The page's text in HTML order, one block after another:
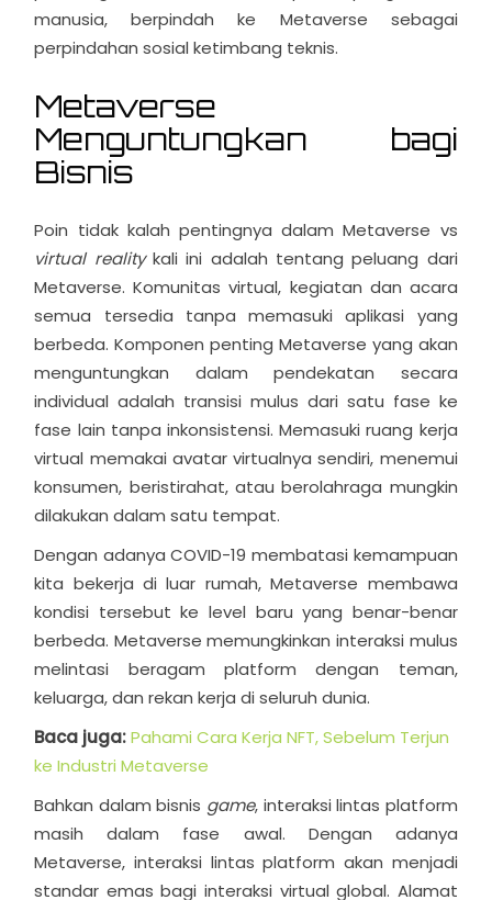
manusia, berpindah ke Metaverse sebagai
perpindahan sosial ketimbang teknis.
Metaverse
Menguntungkan bagi
Bisnis
Poin tidak kalah pentingnya dalam Metaverse vs
virtual realitykali ini adalah tentang peluang dari
Metaverse. Komunitas virtual, kegiatan dan acara
semua tersedia tanpa memasuki aplikasi yang
berbeda. Komponen penting Metaverse yang akan
menguntungkan dalam pendekatan secara
individual adalah transisi mulus dari satu fase ke
fase lain tanpa inkonsistensi. Memasuki ruang kerja
virtual memakai avatar virtualnya sendiri, menemui
konsumen, beristirahat, atau berolahraga mungkin
dilakukan dalam satu tempat.
Dengan adanya COVID-19 membatasi kemampuan
kita bekerja di luar rumah, Metaverse membawa
kondisi tersebut ke level baru yang benar-benar
berbeda. Metaverse memungkinkan interaksi mulus
melintasi beragam platform dengan teman,
keluarga, dan rekan kerja di seluruh dunia.
Baca juga: Pahami Cara Kerja NFT, Sebelum Terjun
ke Industri Metaverse
Bahkan dalam bisnis game, interaksi lintas platform
masih dalam fase awal. Dengan adanya
Metaverse, interaksi lintas platform akan menjadi
standar emas bagi interaksi virtual global. Alamat